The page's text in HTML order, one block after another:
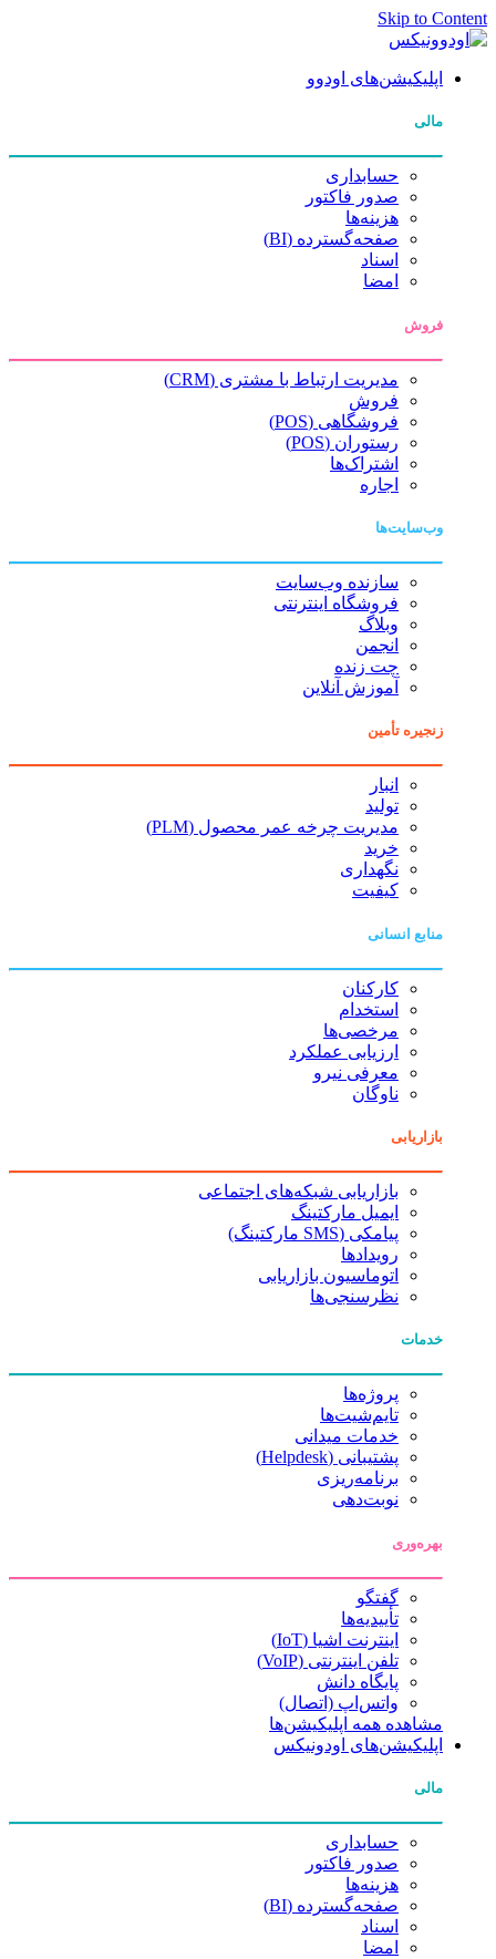
Skip to Content
اپلیکیشن‌های اودوو
مالی
حسابداری
صدور فاکتور
هزینه‌ها
صفحه‌گسترده (BI)
اسناد
امضا
فروش
مدیریت ارتباط با مشتری (CRM)
فروش
فروشگاهی (POS)
رستوران (POS)
اشتراک‌ها
اجاره
وب‌سایت‌ها
سازنده وب‌سایت
فروشگاه اینترنتی
وبلاگ
انجمن
چت زنده
آموزش آنلاین
زنجیره تأمین
انبار
تولید
مدیریت چرخه عمر محصول (PLM)
خرید
نگهداری
کیفیت
منابع انسانی
کارکنان
استخدام
مرخصی‌ها
ارزیابی عملکرد
معرفی نیرو
ناوگان
بازاریابی
بازاریابی شبکه‌های اجتماعی
ایمیل مارکتینگ
پیامکی (SMS مارکتینگ)
رویدادها
اتوماسیون بازاریابی
نظرسنجی‌ها
خدمات
پروژه‌ها
تایم‌شیت‌ها
خدمات میدانی
پشتیبانی (Helpdesk)
برنامه‌ریزی
نوبت‌دهی
بهره‌وری
گفتگو
تأییدیه‌ها
اینترنت اشیا (IoT)
تلفن اینترنتی (VoIP)
پایگاه دانش
واتس‌اپ (اتصال)
مشاهده همه اپلیکیشن‌ها
اپلیکیشن‌های اودونیکس
مالی
حسابداری
صدور فاکتور
هزینه‌ها
صفحه‌گسترده (BI)
اسناد
امضا